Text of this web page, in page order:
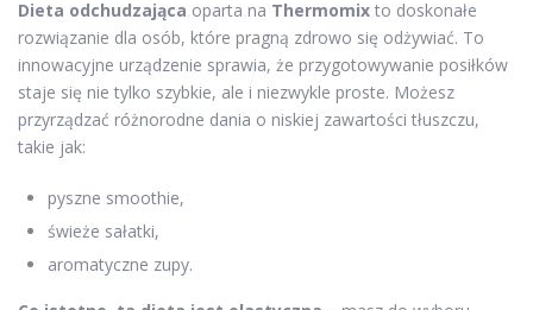
Dieta odchudzająca oparta na Thermomix to doskonałe
rozwiązanie dla osób, które pragną zdrowo się odżywiać. To
innowacyjne urządzenie sprawia, że przygotowywanie posiłków
staje się nie tylko szybkie, ale i niezwykle proste. Możesz
przyrządzać różnorodne dania o niskiej zawartości tłuszczu,
takie jak:
pyszne smoothie,
świeże sałatki,
aromatyczne zupy.